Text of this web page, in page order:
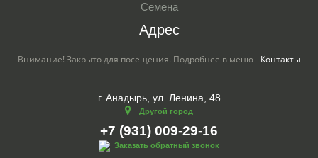
Семена
Адрес
Внимание! Закрыто для посещения. Подробнее в меню - Контакты
г. Анадырь, ул. Ленина, 48
Другой город
+7 (931) 009-29-16
Заказать обратный звонок